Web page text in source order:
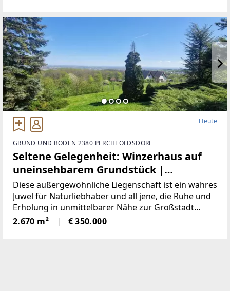
Heute
GRUND UND BODEN 2380 PERCHTOLDSDORF
Seltene Gelegenheit: Winzerhaus auf
uneinsehbarem Grundstück |
ZELLMANN IMMOBILIEN
Diese außergewöhnliche Liegenschaft ist ein wahres
Juwel für Naturliebhaber und all jene, die Ruhe und
Erholung in unmittelbarer Nähe zur Großstadt
suchen. Das uneinsehbare Grundstück mit einem
charmanten Winzerhaus aus den 1950er Jahren
2.670 m² € 350.000